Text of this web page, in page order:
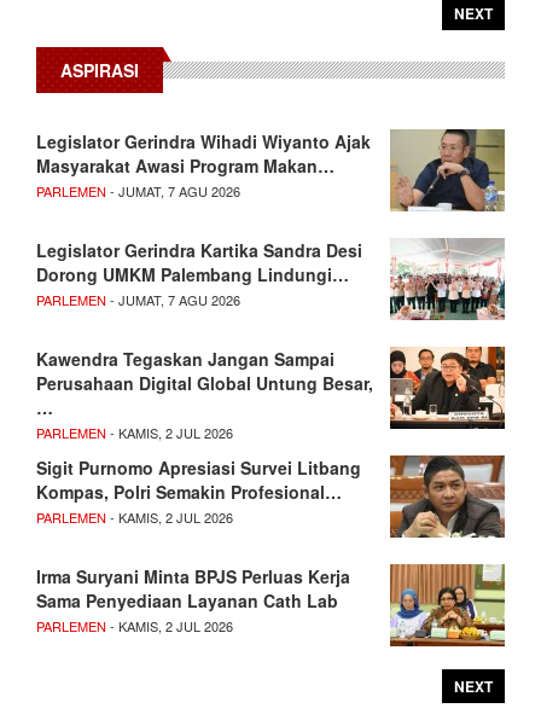
NEXT
ASPIRASI
Legislator Gerindra Wihadi Wiyanto Ajak
Masyarakat Awasi Program Makan…
PARLEMEN - JUMAT, 7 AGU 2026
Legislator Gerindra Kartika Sandra Desi
Dorong UMKM Palembang Lindungi…
PARLEMEN - JUMAT, 7 AGU 2026
Kawendra Tegaskan Jangan Sampai
Perusahaan Digital Global Untung Besar,
…
PARLEMEN - KAMIS, 2 JUL 2026
Sigit Purnomo Apresiasi Survei Litbang
Kompas, Polri Semakin Profesional…
PARLEMEN - KAMIS, 2 JUL 2026
Irma Suryani Minta BPJS Perluas Kerja
Sama Penyediaan Layanan Cath Lab
PARLEMEN - KAMIS, 2 JUL 2026
NEXT